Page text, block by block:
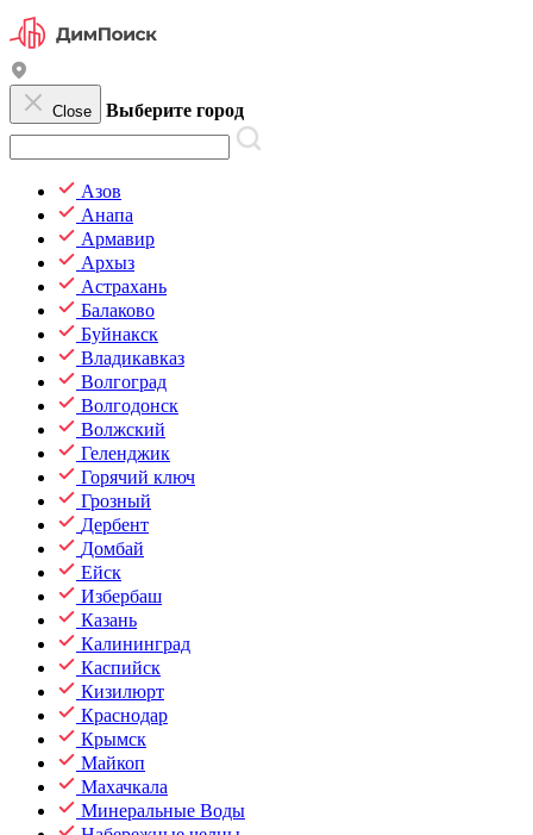
Close Выберите город
Азов
Анапа
Армавир
Архыз
Астрахань
Балаково
Буйнакск
Владикавказ
Волгоград
Волгодонск
Волжский
Геленджик
Горячий ключ
Грозный
Дербент
Домбай
Ейск
Избербаш
Казань
Калининград
Каспийск
Кизилюрт
Краснодар
Крымск
Майкоп
Махачкала
Минеральные Воды